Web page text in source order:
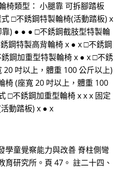
椅類型： 小腿靠 可拆腳踏板
□不銹鋼特製輪椅(活動踏板) x
) ● ● ● □不銹鋼截肢型特製輪
鋼特製高背輪椅 x ● x □不銹鋼
鋼加重型特製輪椅 x ● x □不銹
吋以上，體重 100 公斤以上)
椅 (座寬 20 吋以上，體重 100
□不銹鋼加重型輪椅 x x x 固定
動踏板) x ● x
學童覺察能力與改善 脊柱側彎
研究所。頁 47。 註二十四、